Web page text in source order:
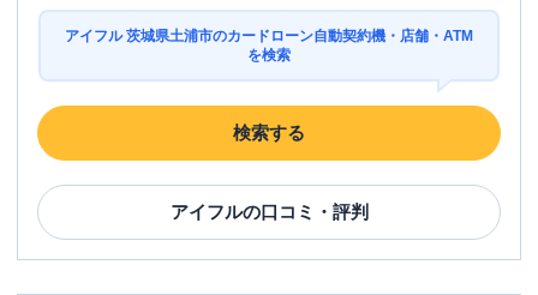
アイフル 茨城県土浦市のカードローン自動契約機・店舗・ATM
を検索
検索する
アイフルの口コミ・評判